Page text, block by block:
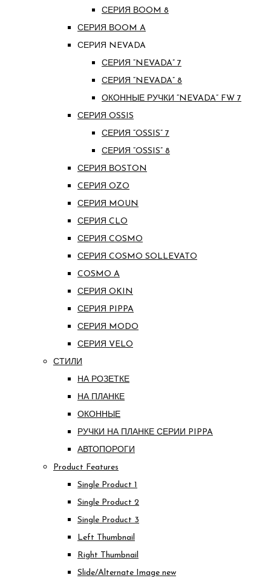
СЕРИЯ ВOOM 8
СЕРИЯ ВOOM A
СЕРИЯ NEVADA
СЕРИЯ “NEVADA” 7
СЕРИЯ “NEVADA” 8
ОКОННЫЕ РУЧКИ “NEVADA” FW 7
СЕРИЯ OSSIS
СЕРИЯ “OSSIS” 7
СЕРИЯ “OSSIS” 8
СЕРИЯ ВOSTON
CЕРИЯ OZO
СЕРИЯ MOUN
СЕРИЯ CLO
СЕРИЯ COSMO
СЕРИЯ COSMO SOLLEVATO
COSMO A
СЕРИЯ OKIN
СЕРИЯ PIPPA
СЕРИЯ MODO
СЕРИЯ VELO
СТИЛИ
НА РОЗЕТКЕ
НА ПЛАНКЕ
ОКОННЫЕ
РУЧКИ НА ПЛАНКЕ СЕРИИ PIPPA
АВТОПОРОГИ
Product Features
Single Product 1
Single Product 2
Single Product 3
Left Thumbnail
Right Thumbnail
Slide/Alternate Image new